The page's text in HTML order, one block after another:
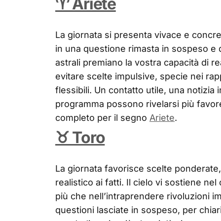
La giornata si presenta vivace e
in una questione rimasta in sospeso
astrali premiano la vostra capacità di
evitare scelte impulsive, specie nei
flessibili. Un contatto utile, una notizia
programma possono rivelarsi più
completo per il segno Ariete.
♉ Toro
La giornata favorisce scelte
realistico ai fatti. Il cielo vi sostiene
più che nell’intraprendere rivoluzioni
questioni lasciate in sospeso, per